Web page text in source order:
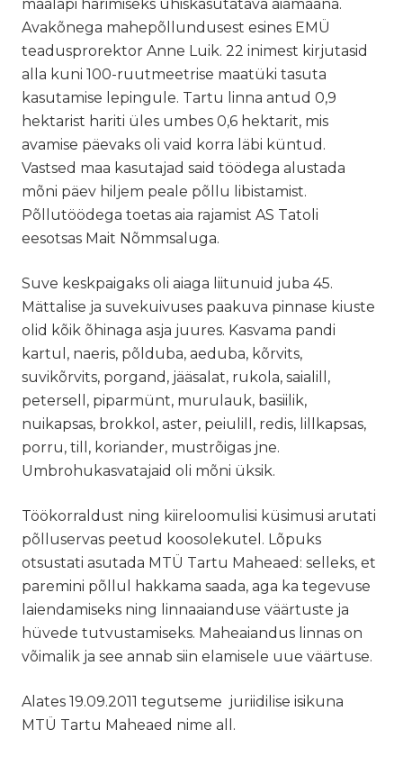
maalapi harimiseks ühiskasutatava aiamaana.
Avakõnega mahepõllundusest esines EMÜ
teadusprorektor Anne Luik. 22 inimest kirjutasid
alla kuni 100-ruutmeetrise maatüki tasuta
kasutamise lepingule. Tartu linna antud 0,9
hektarist hariti üles umbes 0,6 hektarit, mis
avamise päevaks oli vaid korra läbi küntud.
Vastsed maa kasutajad said töödega alustada
mõni päev hiljem peale põllu libistamist.
Põllutöödega toetas aia rajamist AS Tatoli
eesotsas Mait Nõmmsaluga.
Suve keskpaigaks oli aiaga liitunuid juba 45.
Mättalise ja suvekuivuses paakuva pinnase kiuste
olid kõik õhinaga asja juures. Kasvama pandi
kartul, naeris, põlduba, aeduba, kõrvits,
suvikõrvits, porgand, jääsalat, rukola, saialill,
petersell, piparmünt, murulauk, basiilik,
nuikapsas, brokkol, aster, peiulill, redis, lillkapsas,
porru, till, koriander, mustrõigas jne.
Umbrohukasvatajaid oli mõni üksik.
Töökorraldust ning kiireloomulisi küsimusi arutati
põlluservas peetud koosolekutel. Lõpuks
otsustati asutada MTÜ Tartu Maheaed: selleks, et
paremini põllul hakkama saada, aga ka tegevuse
laiendamiseks ning linnaaianduse väärtuste ja
hüvede tutvustamiseks. Maheaiandus linnas on
võimalik ja see annab siin elamisele uue väärtuse.
Alates 19.09.2011 tegutseme juriidilise isikuna
MTÜ Tartu Maheaed nime all.